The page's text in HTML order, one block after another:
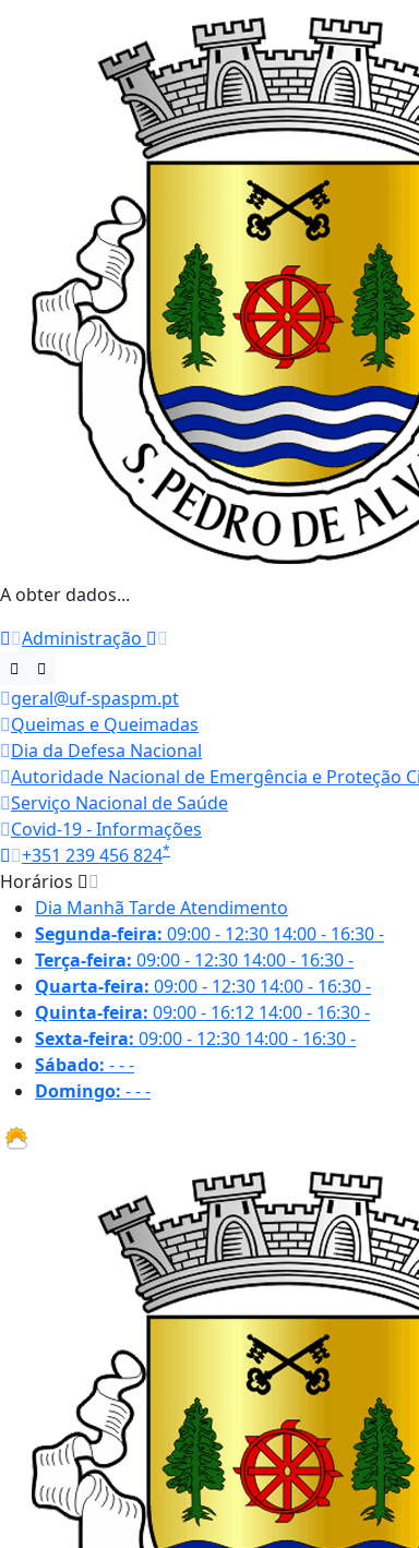
A obter dados...
Administração
geral@uf-spaspm.pt
Queimas e Queimadas
Dia da Defesa Nacional
Autoridade Nacional de Emergência e Proteção
Serviço Nacional de Saúde
Covid-19 - Informações
+351 239 456 824*
Horários
Dia Manhã TardeAtendimento
Segunda-feira: 09:00 - 12:30 14:00 - 16:30-
Terça-feira: 09:00 - 12:30 14:00 - 16:30-
Quarta-feira: 09:00 - 12:30 14:00 - 16:30-
Quinta-feira: 09:00 - 16:12 14:00 - 16:30-
Sexta-feira: 09:00 - 12:30 14:00 - 16:30-
Sábado: ---
Domingo: ---